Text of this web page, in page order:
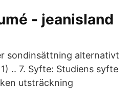
- jeanisland
sondinsättning alternativt
.. 7. Syfte: Studiens syfte
utsträckning